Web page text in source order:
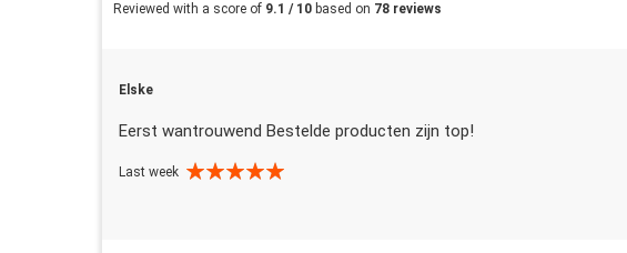
Reviewed with a score of 9.1 / 10 based on 78 reviews
Elske
Eerst wantrouwend Bestelde producten zijn top!
Last week